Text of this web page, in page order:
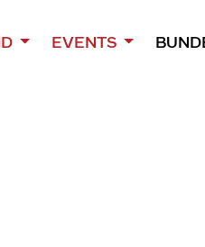
EVENTS